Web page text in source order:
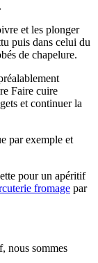
et les plonger
puis dans celui du
de chapelure.
Faire cuire
et continuer la
par exemple et
pour un apéritif
fromage par
nous sommes